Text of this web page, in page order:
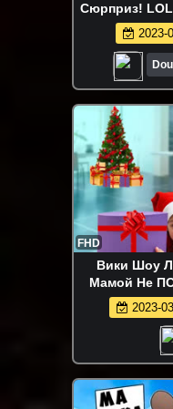
Сюрприз! LOL
Видео
2023-
FHD
Вики Шоу
Мамой Не
ЕЛКА
2023-